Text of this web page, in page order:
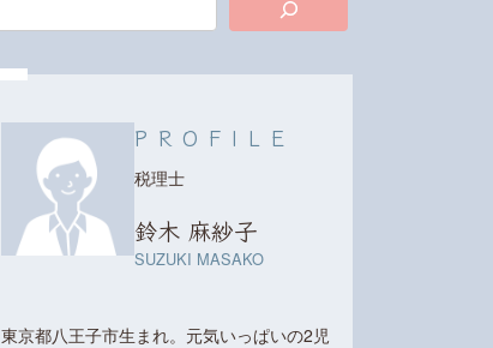
PROFILE
税理士
鈴木 麻紗子
SUZUKI MASAKO
東京都八王子市生まれ。元気いっぱいの2児